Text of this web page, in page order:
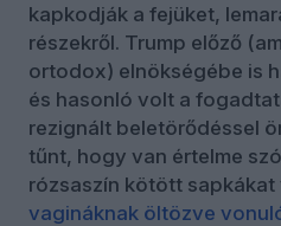
kapkodják a fejüket,
részekről. Trump előző
ortodox) elnökségébe is
és hasonló volt a
rezignált beletörődéssel
tűnt, hogy van értelme
rózsaszín kötött sapkákat
vagináknak öltözve